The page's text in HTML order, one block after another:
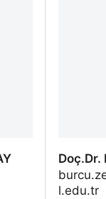
Doç.Dr.
l.edu.tr